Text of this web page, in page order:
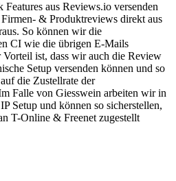
aus Reviews.io versenden
& Produktreviews direkt aus
So können wir die
CI wie die übrigen E-Mails
Vorteil ist, dass wir auch die Review
Setup versenden können und so
die Zustellrate der
Falle von Giesswein arbeiten wir in
Setup und können so sicherstellen,
T-Online & Freenet zugestellt